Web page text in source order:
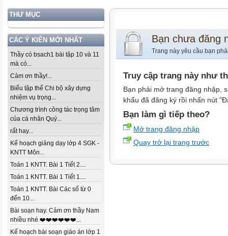
THƯ MỤC
CÁC Ý KIẾN MỚI NHẤT
Thầy có bsach1 bài tập 10 và 11
mà có...
Cảm ơn thầy!...
Biểu tập thể Chi bộ xây dựng
nhiệm vụ trọng...
Chương trình công tác trọng tâm
của cá nhân Quý...
rất hay...
Kế hoạch giảng dạy lớp 4 SGK -
KNTT Môn...
Toán 1 KNTT. Bài 1 Tiết 2....
Toán 1 KNTT. Bài 1 Tiết 1....
Toán 1 KNTT. Bài Các số từ 0
đến 10...
Bài soạn hay. Cảm ơn thầy Nam
nhiều nhé ❤️❤️❤️❤️❤️❤️...
Kế hoạch bài soạn giáo án lớp 1
Bạn chưa đăng
Trang này yêu cầu bạn
Truy cập trang này như
Bạn phải mở trang đăng nhập,
khẩu đã đăng ký rồi nhấn nút
Bạn làm gì tiếp theo?
Mở trang đăng nhập
Quay trở lại trang trước